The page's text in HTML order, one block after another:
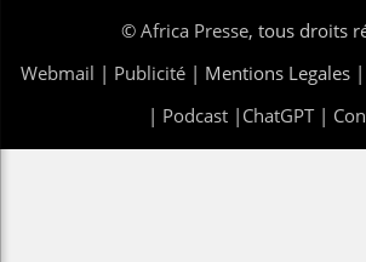
© Africa Presse, tous droits
Webmail | Publicité | Mentions Legales |
| Podcast| ChatGPT|